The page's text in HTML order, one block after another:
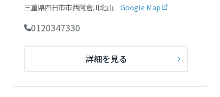
三重県四日市市西阿倉川北山 Google Map
0120347330
詳細を見る